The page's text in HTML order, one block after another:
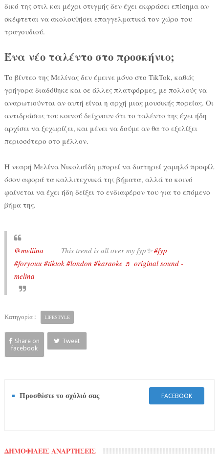
δικό της στιλ και μέχρι στιγμής δεν έχει εκφράσει επίσημα αν
σκέφτεται να ακολουθήσει επαγγελματικά τον χώρο του
τραγουδιού.
Ένα νέο ταλέντο στο προσκήνιο;
Το βίντεο της Μελίνας δεν έμεινε μόνο στο TikTok, καθώς
γρήγορα διαδόθηκε και σε άλλες πλατφόρμες, με πολλούς να
αναρωτιούνται αν αυτή είναι η αρχή μιας μουσικής πορείας. Οι
αντιδράσεις του κοινού δείχνουν ότι το ταλέντο της έχει ήδη
αρχίσει να ξεχωρίζει, και μένει να δούμε αν θα το εξελίξει
περισσότερο στο μέλλον.
Η νεαρή Μελίνα Νικολαΐδη μπορεί να διατηρεί χαμηλό προφίλ
όσον αφορά τα καλλιτεχνικά της βήματα, αλλά το κοινό
φαίνεται να έχει ήδη δείξει το ενδιαφέρον του για το επόμενο
βήμα της.
@meliina____ This trend is all over my fyp✨#fyp
#foryouu #tiktok #london #karaoke ♬ original sound -
melina
Κατηγορία : LIFESTYLE
Share on
facebook
Tweet
Προσθέστε το σχόλιό σας FACEBOOK
ΔΗΜΟΦΙΛΕΙΣ ΑΝΑΡΤΗΣΕΙΣ